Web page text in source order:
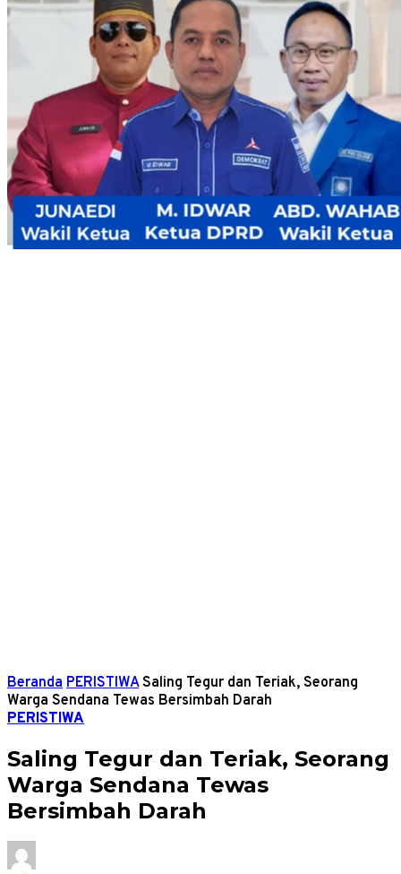
Beranda PERISTIWA Saling Tegur dan Teriak, Seorang
Warga Sendana Tewas Bersimbah Darah
PERISTIWA
Saling Tegur dan Teriak, Seorang
Warga Sendana Tewas
Bersimbah Darah